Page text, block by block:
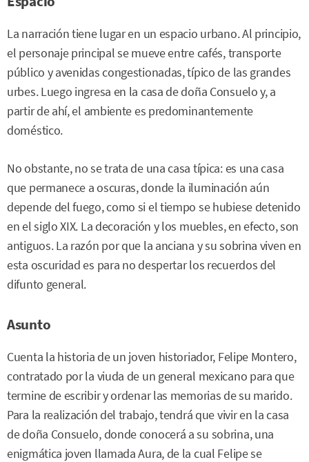
La narración tiene lugar en un espacio urbano. Al principio,
el personaje principal se mueve entre cafés, transporte
público y avenidas congestionadas, típico de las grandes
urbes. Luego ingresa en la casa de doña Consuelo y, a
partir de ahí, el ambiente es predominantemente
doméstico.
No obstante, no se trata de una casa típica: es una casa
que permanece a oscuras, donde la iluminación aún
depende del fuego, como si el tiempo se hubiese detenido
en el siglo XIX. La decoración y los muebles, en efecto, son
antiguos. La razón por que la anciana y su sobrina viven en
esta oscuridad es para no despertar los recuerdos del
difunto general.
Asunto
Cuenta la historia de un joven historiador, Felipe Montero,
contratado por la viuda de un general mexicano para que
termine de escribir y ordenar las memorias de su marido.
Para la realización del trabajo, tendrá que vivir en la casa
de doña Consuelo, donde conocerá a su sobrina, una
enigmática joven llamada Aura, de la cual Felipe se